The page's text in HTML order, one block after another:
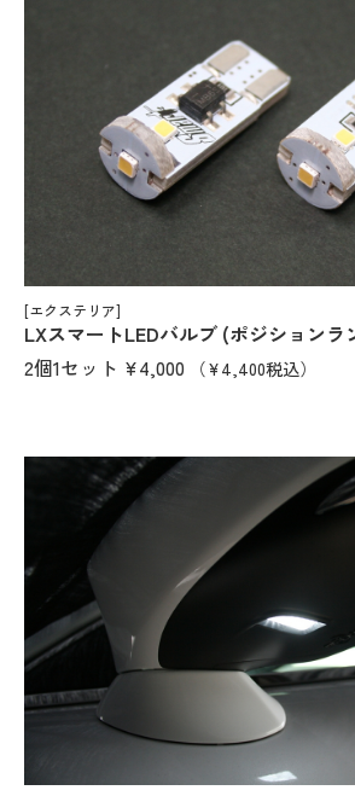
[エクステリア]
LXスマートLEDバルブ (ポジションラ
2個1セット ¥4,000 （¥4,400税込）